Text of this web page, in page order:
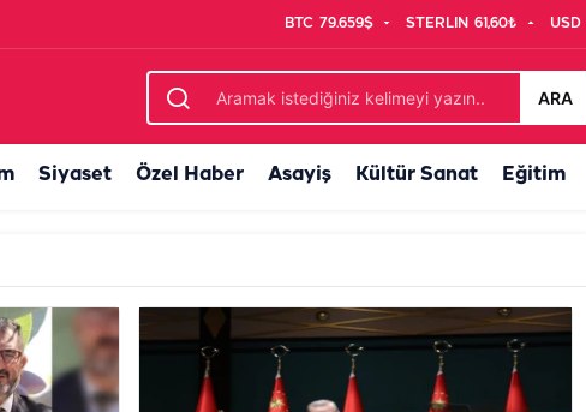
BTC 79.659$ STERLIN 61,60₺ USD
ARA
Siyaset Özel Haber Asayiş Kültür Sanat Eğitim